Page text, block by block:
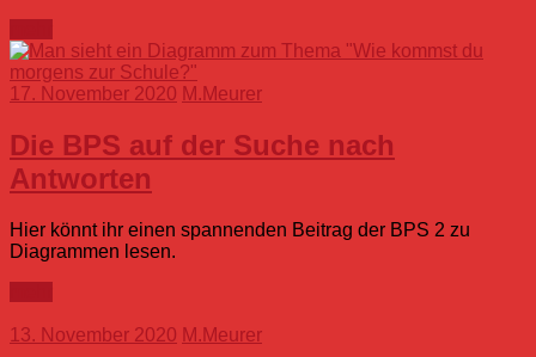
17. November 2020 M.Meurer
Die BPS auf der Suche nach
Antworten
Hier könnt ihr einen spannenden Beitrag der BPS 2 zu
Diagrammen lesen.
13. November 2020 M.Meurer